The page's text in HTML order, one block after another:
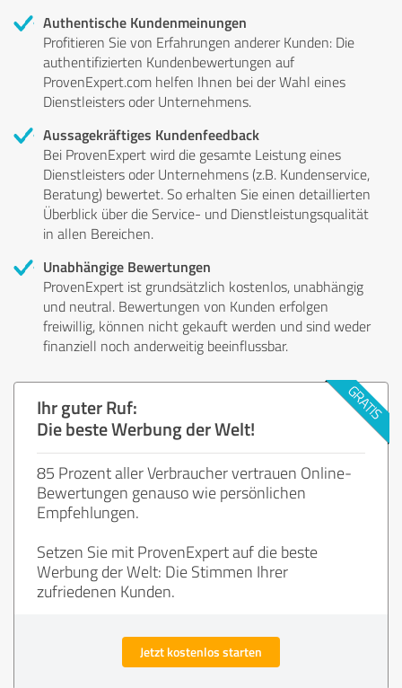
Authentische Kundenmeinungen
Profitieren Sie von Erfahrungen anderer Kunden: Die
authentifizierten Kundenbewertungen auf
ProvenExpert.com helfen Ihnen bei der Wahl eines
Dienstleisters oder Unternehmens.
Aussagekräftiges Kundenfeedback
Bei ProvenExpert wird die gesamte Leistung eines
Dienstleisters oder Unternehmens (z.B. Kundenservice,
Beratung) bewertet. So erhalten Sie einen detaillierten
Überblick über die Service- und Dienstleistungsqualität
in allen Bereichen.
Unabhängige Bewertungen
ProvenExpert ist grundsätzlich kostenlos, unabhängig
und neutral. Bewertungen von Kunden erfolgen
freiwillig, können nicht gekauft werden und sind weder
finanziell noch anderweitig beeinflussbar.
Ihr guter Ruf:
Die beste Werbung der Welt!
85 Prozent aller Verbraucher vertrauen Online-
Bewertungen genauso wie persönlichen
Empfehlungen.
Setzen Sie mit ProvenExpert auf die beste
Werbung der Welt: Die Stimmen Ihrer
zufriedenen Kunden.
Jetzt kostenlos starten